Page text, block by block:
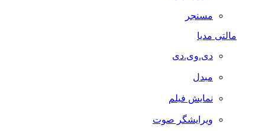
مسنجر
مالتی مدیا
دی.وی.دی
مبدل
نمایش فیلم
ویرایشگر صوت